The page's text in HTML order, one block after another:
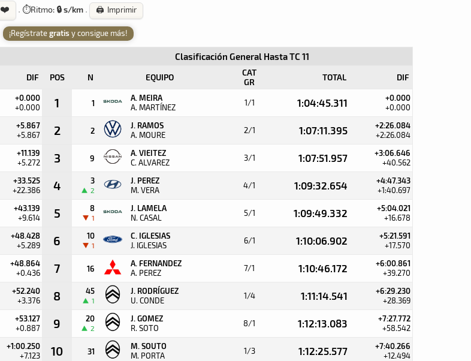
❤️ · ⏱️Ritmo: 🔒 s/km · 🖨️ Imprimir
¡Regístrategratis y consigue más!
Clasificación General Hasta TC 11
DIF POS N EQUIPO
CAT
GR
TOTAL DIF
+0.000
+0.000 1 1
A. MEIRA
A. MARTÍNEZ 1/1 1:04:45.311 +0.000
+0.000
+5.867
+5.867 2 2
J. RAMOS
A. MOURE 2/1 1:07:11.395 +2:26.084
+2:26.084
+11.139
+5.272 3 9
A. VIEITEZ
C. ALVAREZ 3/1 1:07:51.957 +3:06.646
+40.562
+33.525
+22.386 4 3
2
J. PEREZ
M. VERA 4/1 1:09:32.654 +4:47.343
+1:40.697
+43.139
+9.614 5 8
1
J. LAMELA
N. CASAL 5/1 1:09:49.332 +5:04.021
+16.678
+48.428
+5.289 6 10
1
C. IGLESIAS
J. IGLESIAS 6/1 1:10:06.902 +5:21.591
+17.570
+48.864
+0.436 7 16
A. FERNANDEZ
A. PEREZ 7/1 1:10:46.172 +6:00.861
+39.270
+52.240
+3.376 8 45
1
J. RODRÍGUEZ
U. CONDE 1/4 1:11:14.541 +6:29.230
+28.369
+53.127
+0.887 9 20
2
J. GOMEZ
R. SOTO 8/1 1:12:13.083 +7:27.772
+58.542
+1:00.250
+7.123 10 31
M. SOUTO
M. PORTA 1/3 1:12:25.577 +7:40.266
+12.494